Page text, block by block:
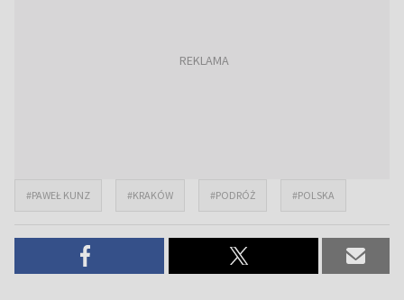
#PAWEŁ KUNZ #KRAKÓW #PODRÓŻ #POLSKA